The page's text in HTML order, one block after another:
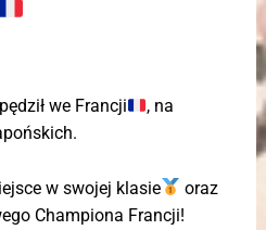
we Francji
, na
w swojej klasie
oraz
Championa Francji!